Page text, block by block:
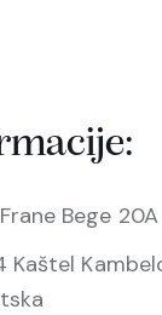
Bege 20A
Kaštel